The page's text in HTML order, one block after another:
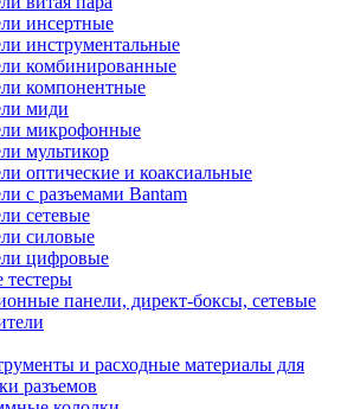
инсертные
инструментальные
комбинированные
компонентные
миди
микрофонные
мультикор
оптические и коаксиальные
с разъемами Bantam
сетевые
силовые
цифровые
тестеры
панели, директ-боксы, сетевые
и расходные материалы для
разъемов